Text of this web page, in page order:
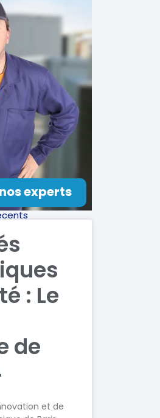
experts
: Le
de
et de